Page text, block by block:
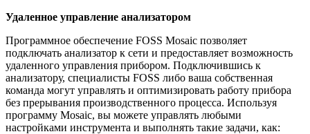
Удаленное управление анализатором
Программное обеспечение FOSS Mosaic позволяет
подключать анализатор к сети и предоставляет возможность
удаленного управления прибором. Подключившись к
анализатору, специалисты FOSS либо ваша собственная
команда могут управлять и оптимизировать работу прибора
без прерывания производственного процесса. Используя
программу Mosaic, вы можете управлять любыми
настройками инструмента и выполнять такие задачи, как: